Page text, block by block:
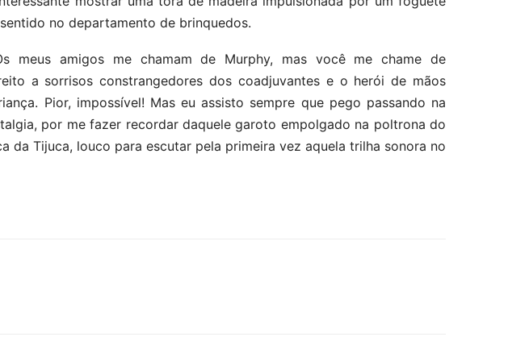
no departamento de brinquedos.
meus amigos me chamam de Murphy, mas você me chame de
a sorrisos constrangedores dos coadjuvantes e o herói de mãos
Pior, impossível! Mas eu assisto sempre que pego passando na
por me fazer recordar daquele garoto empolgado na poltrona do
da Tijuca, louco para escutar pela primeira vez aquela trilha sonora no